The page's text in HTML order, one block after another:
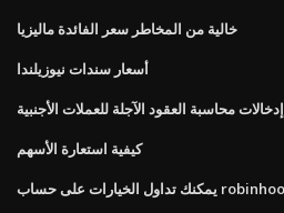
خالية من المخاطر سعر الفائدة ماليزيا
أسعار سندات نيوزيلندا
إدخالات محاسبة العقود الآجلة للعملات الأجنبية
كيفية استعارة الأسهم